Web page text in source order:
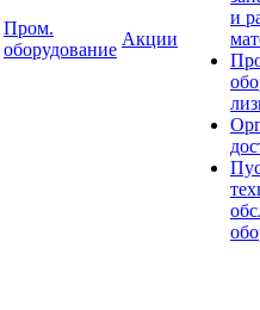
Пром.
оборудование
Акции
и